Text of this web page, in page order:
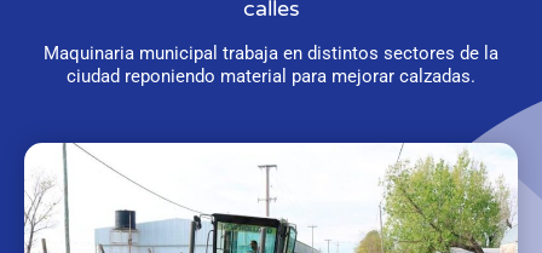
calles
Maquinaria municipal trabaja en distintos sectores de la
ciudad reponiendo material para mejorar calzadas.